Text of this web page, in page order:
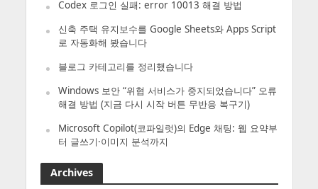
Codex 로그인 실패: error 10013 해결 방법
신축 주택 유지보수를 Google Sheets와 Apps Script
로 자동화해 봤습니다
블로그 카테고리를 정리했습니다
Windows 보안 “위협 서비스가 중지되었습니다” 오류
해결 방법 (지금 다시 시작 버튼 무반응 복구기)
Microsoft Copilot(코파일럿)의 Edge 채팅: 웹 요약부
터 글쓰기·이미지 분석까지
Archives